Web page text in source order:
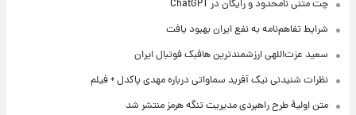
چت متنی نامحدود و رایگان در ChatGPT
شرایط تفاهم‌نامه به نفع ایران بهبود یافت
سعید عزت‌اللهی ارزشمندترین هافبک فوتبال ایران
نظرات شنیدنی نیک آفرید سماواتی درباره مهدی پاکدل + فیلم
متن اولیۀ طرح راهبردی مدیریت تنگه هرمز منتشر شد